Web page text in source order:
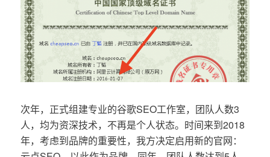
次年，正式组建专业的谷歌SEO工作室，团队人数3
人，均为资深技术，不再是个人状态。时间来到2018
年，考虑到品牌的重要性，我方决定启用新的官网：